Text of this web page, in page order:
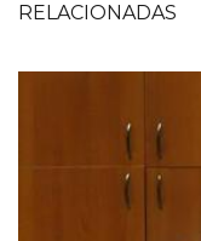
RELACIONADAS